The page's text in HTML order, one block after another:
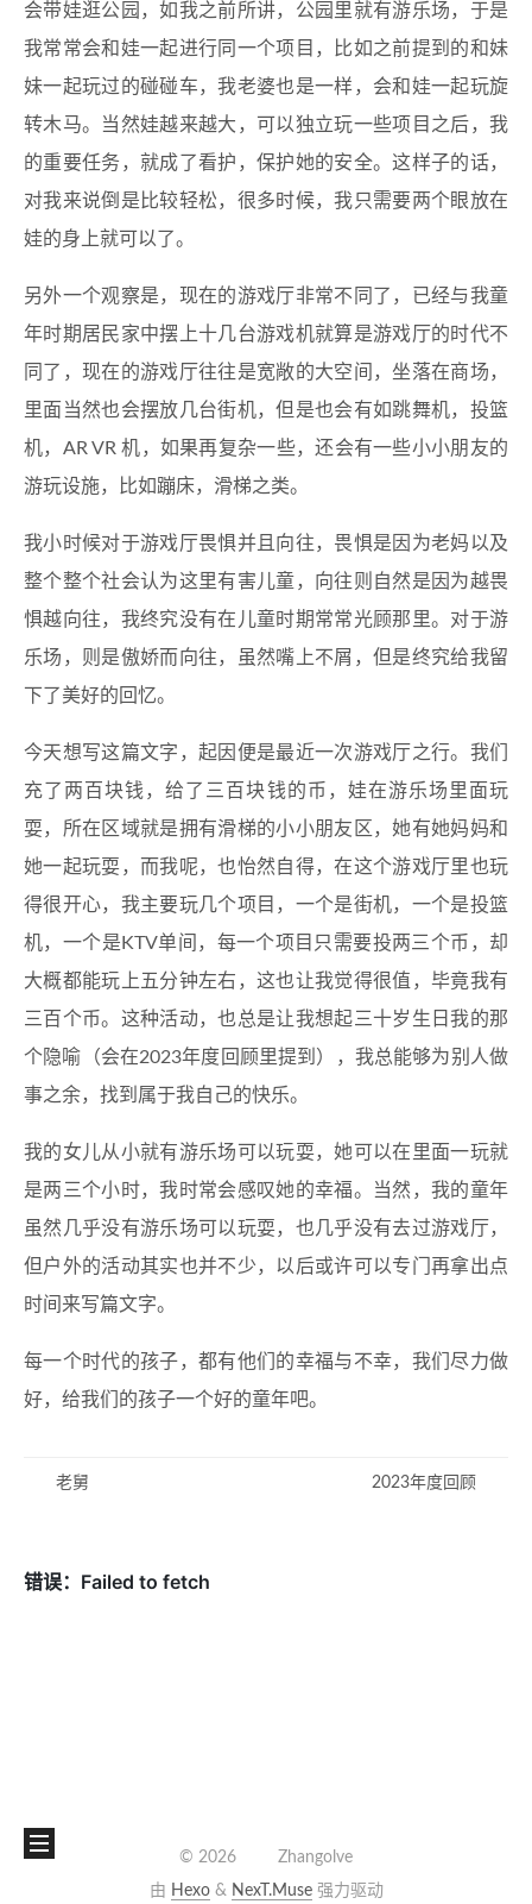
会带娃逛公园，如我之前所讲，公园里就有游乐场，于是
我常常会和娃一起进行同一个项目，比如之前提到的和妹
妹一起玩过的碰碰车，我老婆也是一样，会和娃一起玩旋
转木马。当然娃越来越大，可以独立玩一些项目之后，我
的重要任务，就成了看护，保护她的安全。这样子的话，
对我来说倒是比较轻松，很多时候，我只需要两个眼放在
娃的身上就可以了。
另外一个观察是，现在的游戏厅非常不同了，已经与我童
年时期居民家中摆上十几台游戏机就算是游戏厅的时代不
同了，现在的游戏厅往往是宽敞的大空间，坐落在商场，
里面当然也会摆放几台街机，但是也会有如跳舞机，投篮
机，AR VR 机，如果再复杂一些，还会有一些小小朋友的
游玩设施，比如蹦床，滑梯之类。
我小时候对于游戏厅畏惧并且向往，畏惧是因为老妈以及
整个整个社会认为这里有害儿童，向往则自然是因为越畏
惧越向往，我终究没有在儿童时期常常光顾那里。对于游
乐场，则是傲娇而向往，虽然嘴上不屑，但是终究给我留
下了美好的回忆。
今天想写这篇文字，起因便是最近一次游戏厅之行。我们
充了两百块钱，给了三百块钱的币，娃在游乐场里面玩
耍，所在区域就是拥有滑梯的小小朋友区，她有她妈妈和
她一起玩耍，而我呢，也怡然自得，在这个游戏厅里也玩
得很开心，我主要玩几个项目，一个是街机，一个是投篮
机，一个是KTV单间，每一个项目只需要投两三个币，却
大概都能玩上五分钟左右，这也让我觉得很值，毕竟我有
三百个币。这种活动，也总是让我想起三十岁生日我的那
个隐喻（会在2023年度回顾里提到），我总能够为别人做
事之余，找到属于我自己的快乐。
我的女儿从小就有游乐场可以玩耍，她可以在里面一玩就
是两三个小时，我时常会感叹她的幸福。当然，我的童年
虽然几乎没有游乐场可以玩耍，也几乎没有去过游戏厅，
但户外的活动其实也并不少，以后或许可以专门再拿出点
时间来写篇文字。
每一个时代的孩子，都有他们的幸福与不幸，我们尽力做
好，给我们的孩子一个好的童年吧。
老舅 2023年度回顾
© 2026
Zhangolve
由 Hexo& NexT.Muse强力驱动